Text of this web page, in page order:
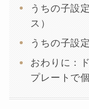
うちの子設
ス）
うちの子設
おわりに：
プレートで